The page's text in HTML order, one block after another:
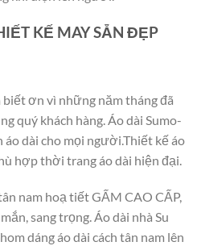
KẾ MAY SẴN ĐẸP
biết ơn vì những năm tháng đã
quý khách hàng. Áo dài Sumo-
dài cho mọi người.Thiết kế áo
hợp thời trang áo dài hiện đại.
nam hoạ tiết GẤM CAO CẤP,
sang trọng. Áo dài nhà Su
dáng áo dài cách tân nam lên